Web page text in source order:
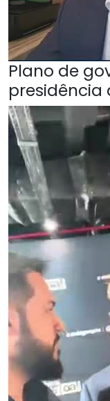
Plano de
presidência